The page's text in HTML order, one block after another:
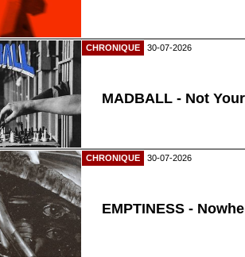
CHRONIQUE 30-07-2026
MADBALL - Not
CHRONIQUE 30-07-2026
EMPTINESS -